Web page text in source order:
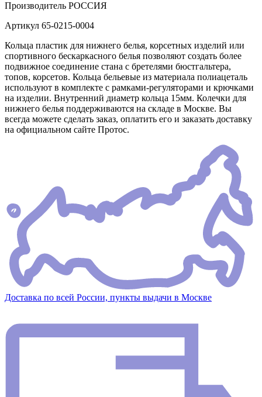
Производитель РОССИЯ
Артикул 65-0215-0004
Кольца пластик для нижнего белья, корсетных изделий или
спортивного бескаркасного белья позволяют создать более
подвижное соединение стана с бретелями бюстгальтера,
топов, корсетов. Кольца бельевые из материала полиацеталь
используют в комплекте с рамками-регуляторами и крючками
на изделии. Внутренний диаметр кольца 15мм. Колечки для
нижнего белья поддерживаются на складе в Москве. Вы
всегда можете сделать заказ, оплатить его и заказать доставку
на официальном сайте Протос.
Доставка по всей России, пункты выдачи в Москве